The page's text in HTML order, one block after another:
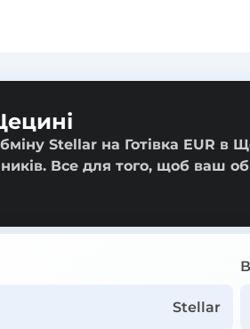
Stellar на Готівка EUR в
Все для того, щоб ваш
Stellar